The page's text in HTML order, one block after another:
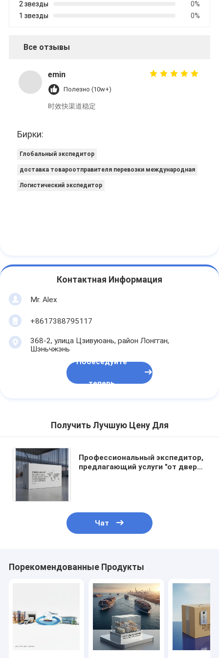
2 звезды
0%
1 звезды
0%
Все отзывы
emin
Полезно (10w+)
时效快渠道稳定
Бирки:
Глобальный экспедитор
доставка товароотправителя перевозки международная
Логистический экспедитор
Контактная Информация
Mr. Alex
+8617388795117
368-2, улица Цзивуюань, район Лонгган,
Шэньчжэнь
Побеседуйте
теперь
Получить Лучшую Цену Для
Профессиональный экспедитор,
предлагающий услуги "от двери
Чат
Порекомендованные Продукты